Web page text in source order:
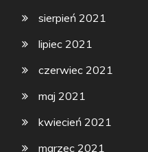
sierpień 2021
lipiec 2021
czerwiec 2021
maj 2021
kwiecień 2021
marzec 2021